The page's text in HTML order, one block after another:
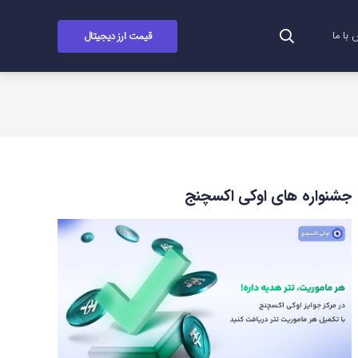
با ما قیمت ارز دیجیتال
جشنواره های اوکی اکسچنج